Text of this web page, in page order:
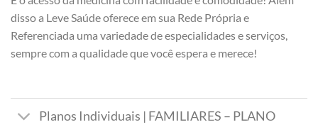
disso a Leve Saúde oferece em sua Rede Própria e
Referenciada uma variedade de especialidades e serviços,
sempre com a qualidade que você espera e merece!
Planos Individuais | FAMILIARES – PLANO